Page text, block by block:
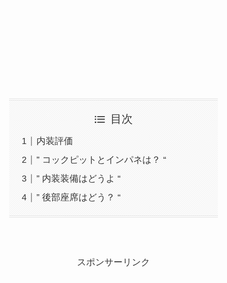
目次
内装評価
” コックピットとインパネは？ “
” 内装装備はどうよ “
” 後部座席はどう？ “
スポンサーリンク